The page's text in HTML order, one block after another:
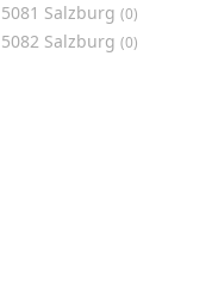
5081 Salzburg (0)
5082 Salzburg (0)